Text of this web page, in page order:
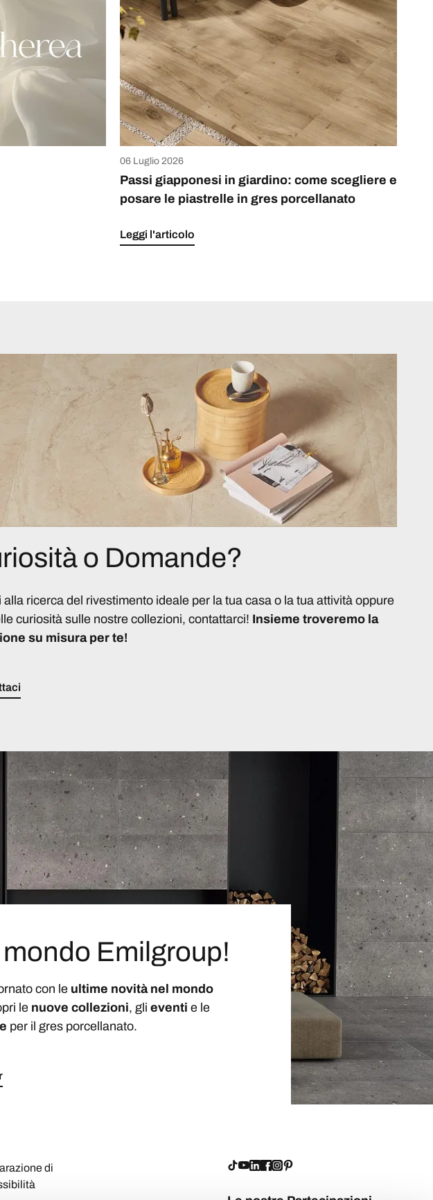
06 Luglio 2026
Passi giapponesi in giardino: come scegliere e
posare le piastrelle in gres porcellanato
Leggi l'articolo
o Domande?
alla ricerca del rivestimento ideale per la tua casa o la tua attività oppure
curiosità sulle nostre collezioni, contattarci! Insieme troveremo la
su misura per te!
Emilgroup!
con le ultime novità nel mondo
le nuove collezioni, gli eventi e le
per il gres porcellanato.
di